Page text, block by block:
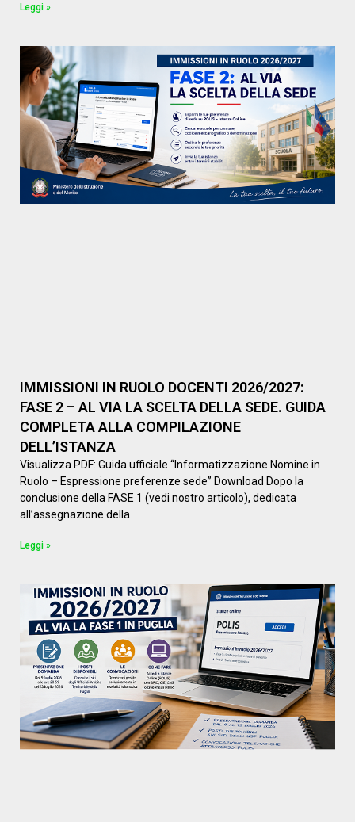
Leggi »
IMMISSIONI IN RUOLO DOCENTI 2026/2027:
FASE 2 – AL VIA LA SCELTA DELLA SEDE. GUIDA
COMPLETA ALLA COMPILAZIONE
DELL’ISTANZA
Visualizza PDF: Guida ufficiale “Informatizzazione Nomine in
Ruolo – Espressione preferenze sede” Download Dopo la
conclusione della FASE 1 (vedi nostro articolo), dedicata
all’assegnazione della
Leggi »